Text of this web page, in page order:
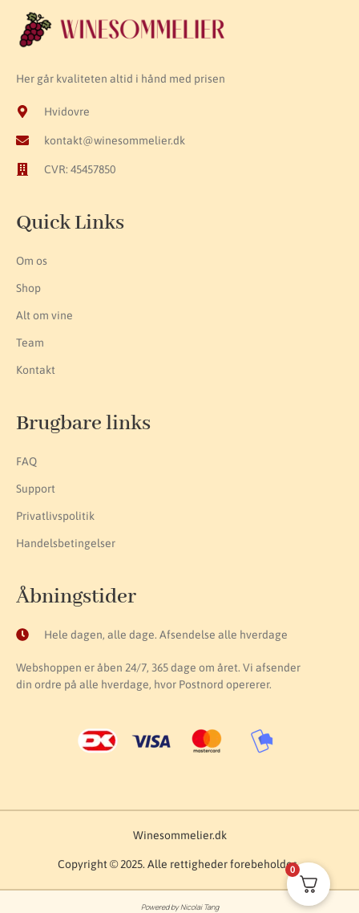
Her går kvaliteten altid i hånd med prisen
Hvidovre
kontakt@winesommelier.dk
CVR: 45457850
Quick Links
Om os
Shop
Alt om vine
Team
Kontakt
Brugbare links
FAQ
Support
Privatlivspolitik
Handelsbetingelser
Åbningstider
Hele dagen, alle dage. Afsendelse alle hverdage
Webshoppen er åben 24/7, 365 dage om året. Vi afsender
din ordre på alle hverdage, hvor Postnord opererer.
Winesommelier.dk
Copyright © 2025. Alle rettigheder forebeholdes.
Powered by Nicolai Tang
0